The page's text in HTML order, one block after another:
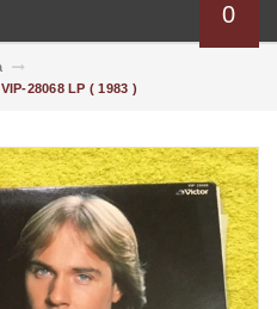
0
28068 LP ( 1983 )